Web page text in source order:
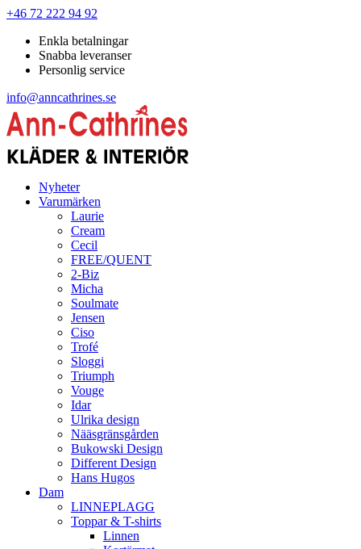
+46 72 222 94 92
Enkla betalningar
Snabba leveranser
Personlig service
info@anncathrines.se
Nyheter
Varumärken
Laurie
Cream
Cecil
FREE/QUENT
2-Biz
Micha
Soulmate
Jensen
Ciso
Trofé
Sloggi
Triumph
Vouge
Idar
Ulrika design
Nääsgränsgården
Bukowski Design
Different Design
Hans Hugos
Dam
LINNEPLAGG
Toppar & T-shirts
Linnen